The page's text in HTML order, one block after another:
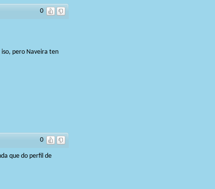
0
iso, pero Naveira ten
0
que do perfil de